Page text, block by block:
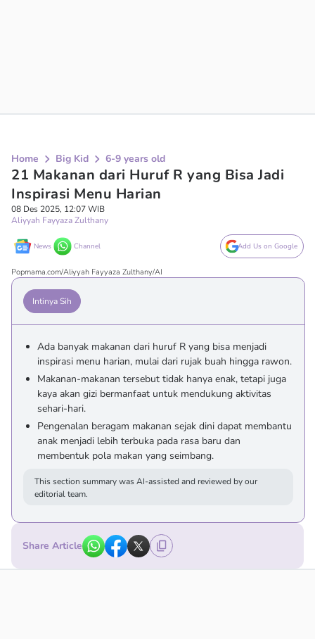
Home Big Kid 6-9 years old
21 Makanan dari Huruf R yang Bisa Jadi
Inspirasi Menu Harian
08 Des 2025, 12:07 WIB
Aliyyah Fayyaza Zulthany
News Channel Add Us on Google
Popmama.com/Aliyyah Fayyaza Zulthany/AI
Intinya Sih
Ada banyak makanan dari huruf R yang bisa menjadi
inspirasi menu harian, mulai dari rujak buah hingga rawon.
Makanan-makanan tersebut tidak hanya enak, tetapi juga
kaya akan gizi bermanfaat untuk mendukung aktivitas
sehari-hari.
Pengenalan beragam makanan sejak dini dapat membantu
anak menjadi lebih terbuka pada rasa baru dan
membentuk pola makan yang seimbang.
This section summary was AI-assisted and reviewed by our
editorial team.
Share Article